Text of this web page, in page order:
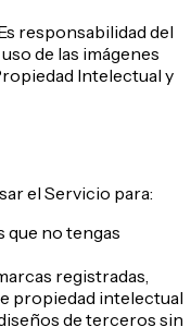
responsabilidad del
de las imágenes
Intelectual y
el Servicio para:
que no tengas
registradas,
propiedad intelectual
de terceros sin